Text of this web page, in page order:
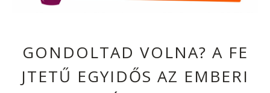
GONDOLTAD VOLNA? A FE
JTETŰ EGYIDŐS AZ EMBERI